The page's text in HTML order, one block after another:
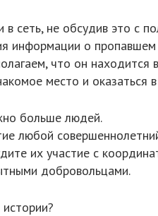
в сеть, не обсудив это с
информации о
что он находится
место и оказаться
больше людей.
любой
их участие с
добровольцами.